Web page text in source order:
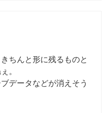
ちんと形に残るものと
。
データなどが消えそう